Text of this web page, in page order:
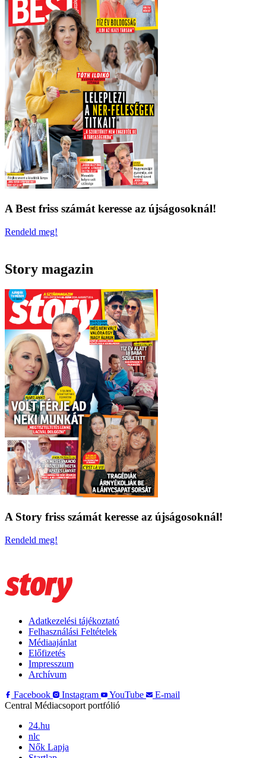
A Best friss számát keresse az újságosoknál!
Rendeld meg!
Story magazin
A Story friss számát keresse az újságosoknál!
Rendeld meg!
Adatkezelési tájékoztató
Felhasználási Feltételek
Médiaajánlat
Előfizetés
Impresszum
Archívum
Facebook
Instagram YouTube
E-mail
Central Médiacsoport portfólió
24.hu
nlc
Nők Lapja